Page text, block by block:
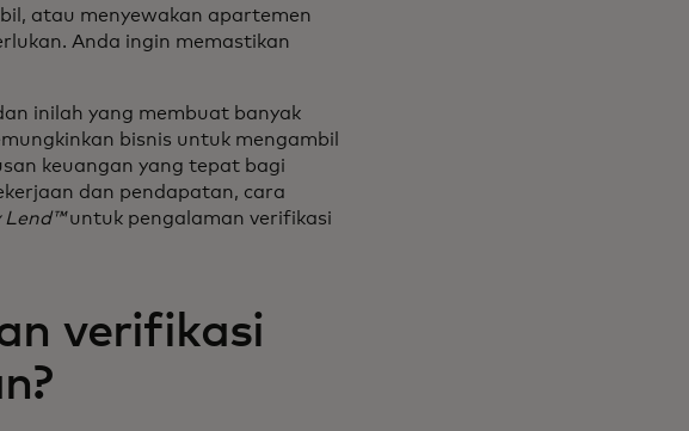
atau menyewakan apartemen
Anda ingin memastikan
inilah yang membuat banyak
bisnis untuk mengambil
keuangan yang tepat bagi
dan pendapatan, cara
Lend™untuk pengalaman verifikasi
verifikasi